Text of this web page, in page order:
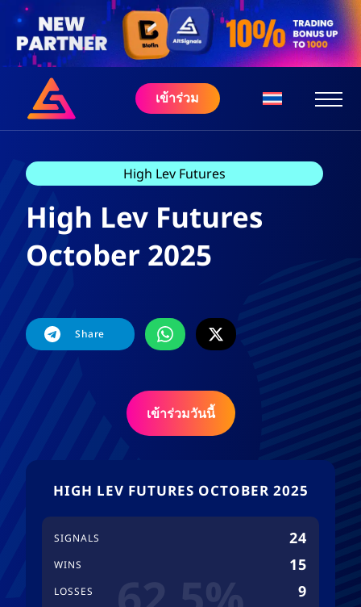
เข้าร่วม
High Lev Futures
High Lev Futures
October 2025
Share
เข้าร่วมวันนี้
HIGH LEV FUTURES OCTOBER 2025
SIGNALS 24
WINS 15
LOSSES 9